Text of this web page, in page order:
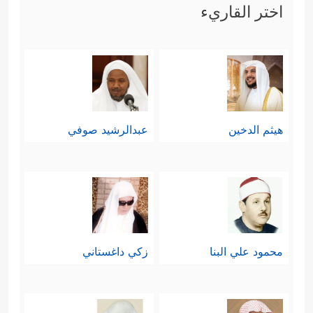
اختر القاريء
هيثم الدخين عبدالرشيد صوفي
محمود علي البنا زكي داغستاني